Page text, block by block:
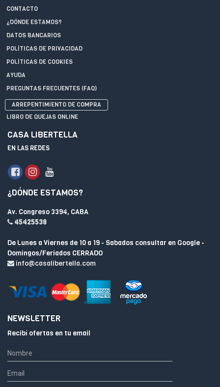
CONTACTO
¿DÓNDE ESTAMOS?
DATOS BANCARIOS
POLÍTICAS DE PRIVACIDAD
POLÍTICAS DE COOKIES
AYUDA
PREGUNTAS FRECUENTES (FAQ)
ARREPENTIMIENTO DE COMPRA
LIBRO DE QUEJAS ONLINE
CASA LIBERTELLA
EN LAS REDES
¿DÓNDE ESTAMOS?
Av. Congreso 3394, CABA
45425538
De Lunes a Viernes de 10 a 19 - Sabados consultar en Google -
Domingos/Feriados CERRADO
info@casalibertella.com
NEWSLETTER
Recibí ofertas en tu email